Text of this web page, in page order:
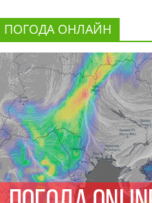
ПОГОДА ОНЛАЙН